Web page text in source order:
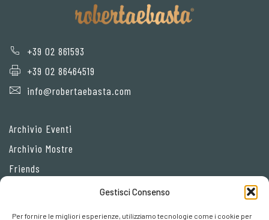
Gestisci Consenso
Per fornire le migliori esperienze, utilizziamo tecnologie come i cookie per
+39 02 861593
+39 02 86464519
info@robertaebasta.com
Archivio Eventi
Archivio Mostre
Friends